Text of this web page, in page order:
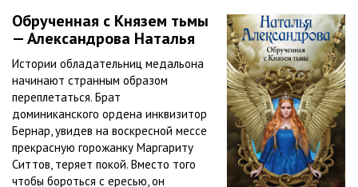
Обрученная с Князем тьмы
— Александрова Наталья
Истории обладательниц медальона
начинают странным образом
переплетаться. Брат
доминиканского ордена инквизитор
Бернар, увидев на воскресной мессе
прекрасную горожанку Маргариту
Ситтов, теряет покой. Вместо того
чтобы бороться с ересью, он